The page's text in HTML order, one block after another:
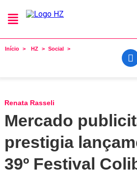
Início HZ Social
Renata Rasseli
Mercado
prestigia
39º Festival